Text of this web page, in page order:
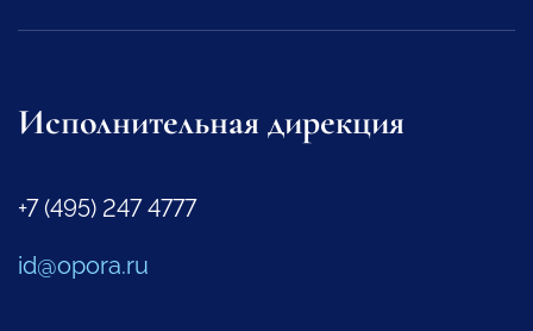
Исполнительная дирекция
+7 (495) 247 4777
id@opora.ru